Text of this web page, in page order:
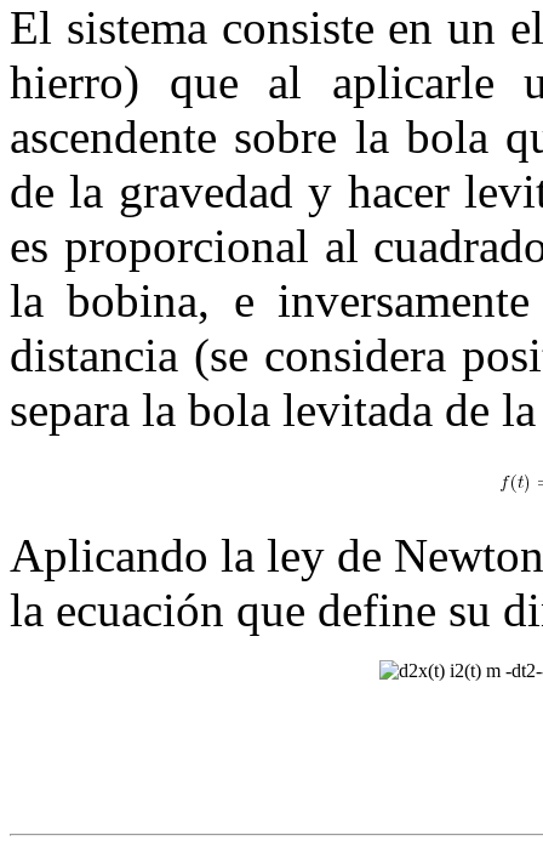
El sistema consiste en un
hierro) que al aplicarle
ascendente sobre la bola
de la gravedad y hacer
es proporcional al
la bobina, e
distancia (se considera
separa la bola levitada de
Aplicando la ley de
la ecuación que define su